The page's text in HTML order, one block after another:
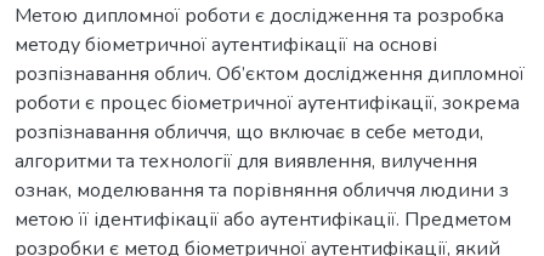
Метою дипломної роботи є дослідження та розробка
методу біометричної аутентифікації на основі
розпізнавання облич. Об’єктом дослідження дипломної
роботи є процес біометричної аутентифікації, зокрема
розпізнавання обличчя, що включає в себе методи,
алгоритми та технології для виявлення, вилучення
ознак, моделювання та порівняння обличчя людини з
метою її ідентифікації або аутентифікації. Предметом
розробки є метод біометричної аутентифікації, який